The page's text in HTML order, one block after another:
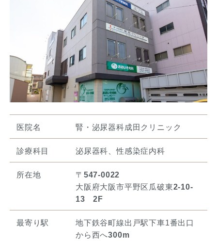
医院名 腎・泌尿器科成田クリニック
診療科目 泌尿器科、性感染症内科
所在地 〒 547-0022
大阪府大阪市平野区瓜破東2-10-
13 2F
最寄り駅
地下鉄谷町線出戸駅下車1番出口
から西へ300m